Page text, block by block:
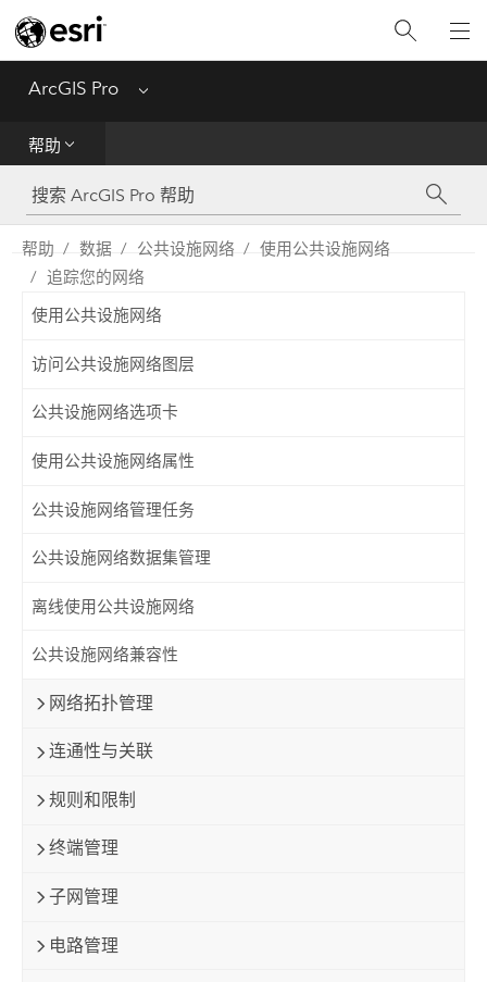
ArcGIS Pro Menu
帮助
工具参考
Python
SDK
帮助 数据 公共设施网络
使用公共设施网络
追踪您的网络
使用公共设施网络
访问公共设施网络图层
公共设施网络选项卡
使用公共设施网络属性
公共设施网络管理任务
公共设施网络数据集管理
离线使用公共设施网络
公共设施网络兼容性
网络拓扑管理
连通性与关联
规则和限制
终端管理
子网管理
电路管理